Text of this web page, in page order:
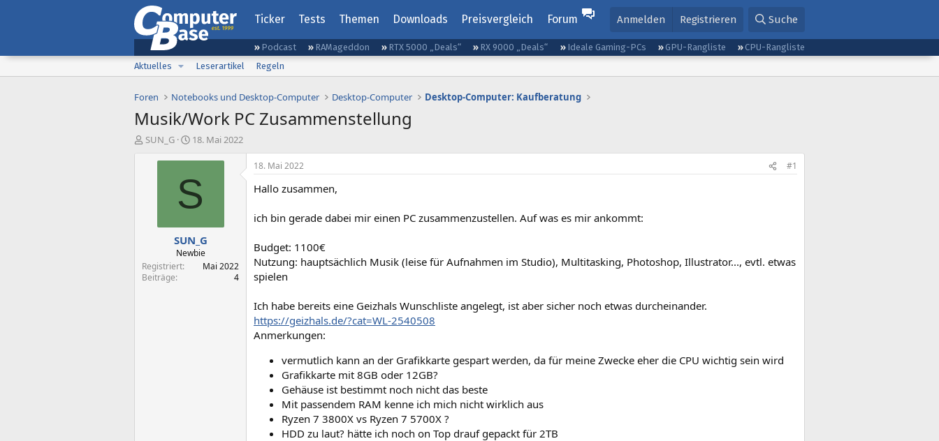
Ticker Tests Themen Downloads Preisvergleich Forum Anmelden Registrieren Suche
Podcast RAMageddon RTX 5000 „Deals“ RX 9000 „Deals“ Ideale Gaming-PCs GPU-Rangliste
CPU-Rangliste
Aktuelles
Leserartikel Regeln
Foren Notebooks und Desktop-Computer Desktop-Computer Desktop-Computer: Kaufberatung
Musik/Work PC Zusammenstellung
E
SUN_G
E
s
t
e
t
a
m
18. Mai 2022
S
SUN_G
Newbie
Registriert
Mai 2022
Beiträge
4
18. Mai 2022 #1
Hallo zusammen,
ich bin gerade dabei mir einen PC zusammenzustellen. Auf was es mir ankommt:
Budget: 1100€
Nutzung: hauptsächlich Musik (leise für Aufnahmen im Studio), Multitasking, Photoshop, Illustrator..., evtl. etwas
spielen
Ich habe bereits eine Geizhals Wunschliste angelegt, ist aber sicher noch etwas durcheinander.
https://geizhals.de/?cat=WL-2540508
Anmerkungen:
vermutlich kann an der Grafikkarte gespart werden, da für meine Zwecke eher die CPU wichtig sein wird
Grafikkarte mit 8GB oder 12GB?
Gehäuse ist bestimmt noch nicht das beste
Mit passendem RAM kenne ich mich nicht wirklich aus
Ryzen 7 3800X vs Ryzen 7 5700X ?
HDD zu laut? hätte ich noch on Top drauf gepackt für 2TB